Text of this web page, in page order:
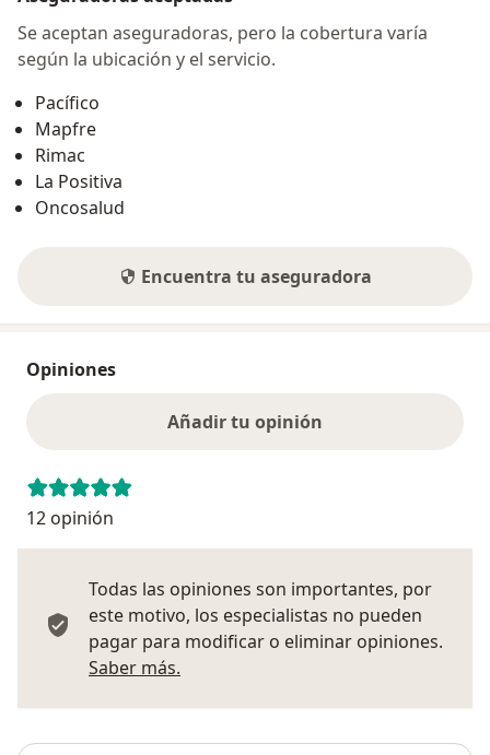
Se aceptan aseguradoras, pero la cobertura varía
según la ubicación y el servicio.
Pacífico
Mapfre
Rimac
La Positiva
Oncosalud
Encuentra tu aseguradora
Opiniones
Añadir tu opinión
12 opinión
Todas las opiniones son importantes, por
este motivo, los especialistas no pueden
pagar para modificar o eliminar opiniones.
Saber más.